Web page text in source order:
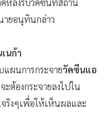
ายอนุทินกล่าว
นก้า
ผนการกระจายวัคซีนแอ
ะต้องกระจายลงไปใน
ริงๆเพื่อให้เห็นผลและ